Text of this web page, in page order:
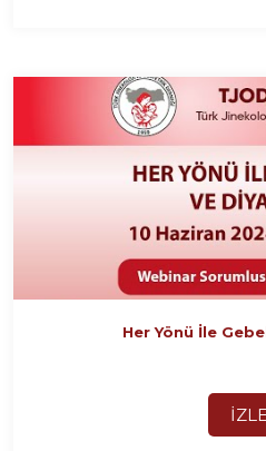
Her Yönü İle